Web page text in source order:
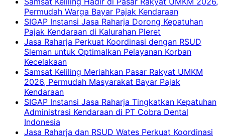
Permudah Warga Bayar Pajak Kendaraan
SIGAP Instansi Jasa Raharja Dorong Kepatuhan
Pajak Kendaraan di Kalurahan Pleret
Jasa Raharja Perkuat Koordinasi dengan RSUD
Sleman untuk Optimalkan Pelayanan Korban
Kecelakaan
Samsat Keliling Meriahkan Pasar Rakyat UMKM
2026, Permudah Masyarakat Bayar Pajak
Kendaraan
SIGAP Instansi Jasa Raharja Tingkatkan Kepatuhan
Administrasi Kendaraan di PT Cobra Dental
Indonesia
Jasa Raharja dan RSUD Wates Perkuat Koordinasi